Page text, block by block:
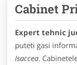
Cabinet
Expert tehnic
puteti gasi
Isaccea.